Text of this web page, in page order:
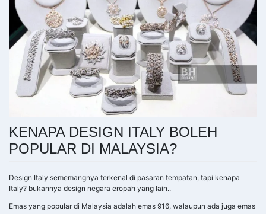
KENAPA DESIGN ITALY BOLEH
POPULAR DI MALAYSIA?
Design Italy sememangnya terkenal di pasaran tempatan, tapi kenapa
Italy? bukannya design negara eropah yang lain..
Emas yang popular di Malaysia adalah emas 916, walaupun ada juga emas